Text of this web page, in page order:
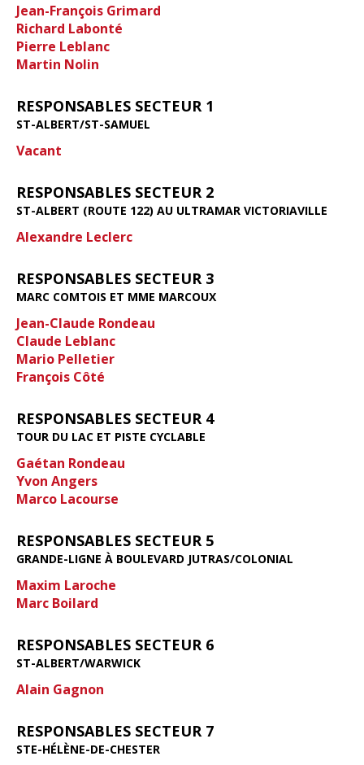
Jean-François Grimard
Richard Labonté
Pierre Leblanc
Martin Nolin
RESPONSABLES SECTEUR 1
ST-ALBERT/ST-SAMUEL
Vacant
RESPONSABLES SECTEUR 2
ST-ALBERT (ROUTE 122) AU ULTRAMAR VICTORIAVILLE
Alexandre Leclerc
RESPONSABLES SECTEUR 3
MARC COMTOIS ET MME MARCOUX
Jean-Claude Rondeau
Claude Leblanc
Mario Pelletier
François Côté
RESPONSABLES SECTEUR 4
TOUR DU LAC ET PISTE CYCLABLE
Gaétan Rondeau
Yvon Angers
Marco Lacourse
RESPONSABLES SECTEUR 5
GRANDE-LIGNE À BOULEVARD JUTRAS/COLONIAL
Maxim Laroche
Marc Boilard
RESPONSABLES SECTEUR 6
ST-ALBERT/WARWICK
Alain Gagnon
RESPONSABLES SECTEUR 7
STE-HÉLÈNE-DE-CHESTER